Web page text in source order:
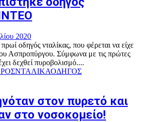
2020
οδηγός νταλίκας, που φέρεται να είχε
Ασπροπύργου. Σύμφωνα με τις πρώτες
δεχθεί πυροβολισμό....
ΝΤΑΛΙΚΑΟΔΗΓΟΣ
στον πυρετό και
στο νοσοκομείο!